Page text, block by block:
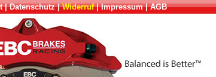
|Datenschutz|Widerruf|Impressum|AGB